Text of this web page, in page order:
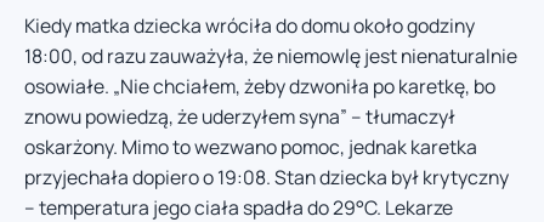
Kiedy matka dziecka wróciła do domu około godziny
18:00, od razu zauważyła, że niemowlę jest nienaturalnie
osowiałe. „Nie chciałem, żeby dzwoniła po karetkę, bo
znowu powiedzą, że uderzyłem syna” – tłumaczył
oskarżony. Mimo to wezwano pomoc, jednak karetka
przyjechała dopiero o 19:08. Stan dziecka był krytyczny
– temperatura jego ciała spadła do 29°C. Lekarze